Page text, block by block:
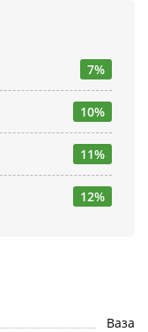
7%
10%
11%
12%
Ваза